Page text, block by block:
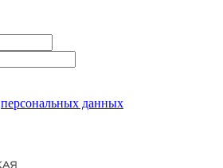
персональных данных